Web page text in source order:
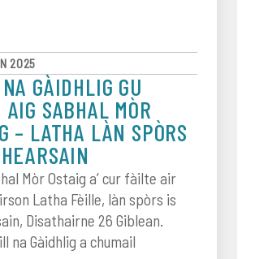
2025
GÀIDHLIG GU
SABHAL MÒR
– LATHA LÀN SPÒRS
Mòr Ostaig a’ cur fàilte air
Latha Fèille, làn spòrs is
Disathairne 26 Giblean.
na Gàidhlig a chumail